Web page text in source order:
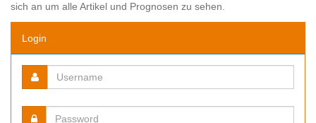
sich an um alle Artikel und Prognosen zu sehen.
Login